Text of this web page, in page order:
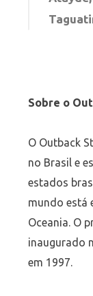
Sobre o
O Outback
no Brasil e
estados
mundo está
Oceania. O
inaugurado
em 1997.